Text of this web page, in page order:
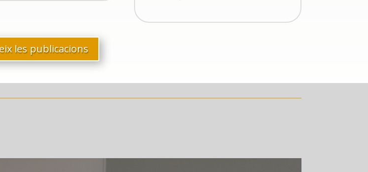
les publicacions